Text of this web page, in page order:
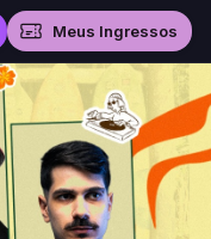
Meus Ingressos